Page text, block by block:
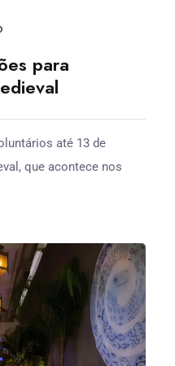
para
até 13 de
que acontece nos